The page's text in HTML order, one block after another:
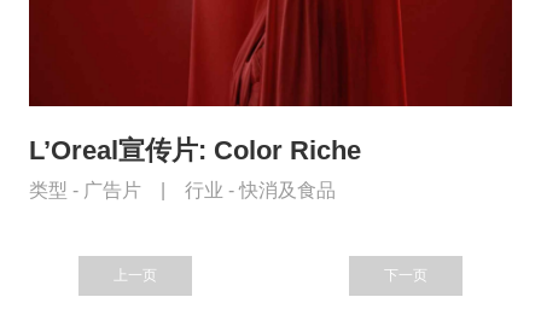
L’Oreal宣传片: Color Riche
类型 - 广告片 行业 -快消及食品
上一页 下一页